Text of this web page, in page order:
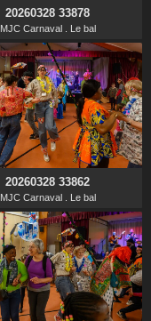
20260328 33878
MJC Carnaval . Le bal
20260328 33862
MJC Carnaval . Le bal